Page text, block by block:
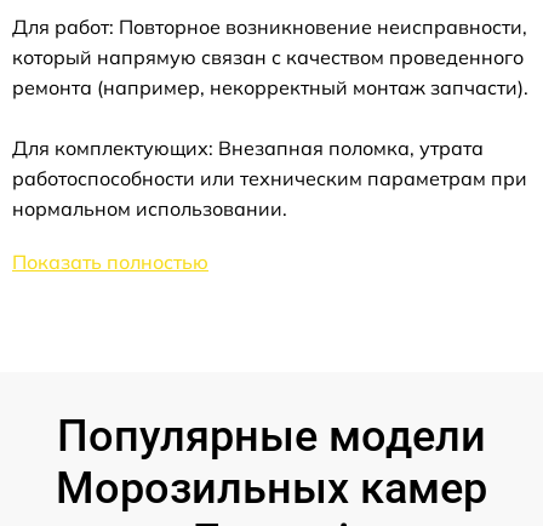
Для работ: Повторное возникновение неисправности,
который напрямую связан с качеством проведенного
ремонта (например, некорректный монтаж запчасти).
Для комплектующих: Внезапная поломка, утрата
работоспособности или техническим параметрам при
нормальном использовании.
Показать полностью
Популярные модели
Морозильных камер